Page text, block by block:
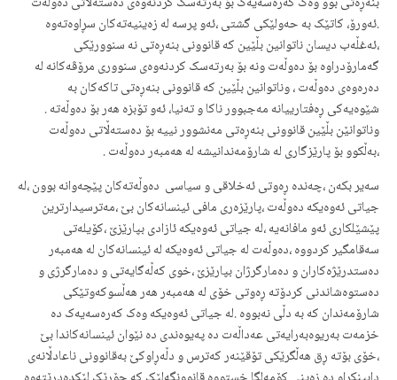
.ئەورۆ، کاتێک بە حەولێکی گشتی ،ئەو پرسە لە زەینیەتەکان سڕاوەتەوە
،ئەغڵەب دیسان ناتوانین بڵێین کە قانوونی بنەڕەتی نە سنوورێکی
گەمارۆدراوە بۆ دەوڵەت ونە بۆ بەرتەسک کردنەوەی سنووری مرۆڤەکانە لە
دەرەوەی دەوڵەت ، وناتوانین بڵێین کە قانوونی بنەڕەتی تاکەکان بە
شێوەیەکی ڕەفتارییانە مەجبوور ناکا و تەنیا، ئەو تۆبزە هەر بۆ دەوڵەتە .
وناتوانێن بڵێین قانوونی بنەڕەتی مەنشوور نییە بۆ دەستەڵاتی دەوڵەت
،بەڵکوو بۆ پارێزگاری لە شارۆمەندانیشە لە هەمبەر دەوڵەت .
سەیر بکەن ،چەندە ڕەوتی ئەخلاقی و سیاسی دەوڵەتەکان پێچەوانە بوون ،لە
جیاتی ئەوەیکە دەوڵەت ،پارێزەری مافی ئینسانەکان بێ ،مەترسیدارترین
پێشێلکاری ئەو مافانەیە ،لە جیاتی ئەوەیکە ئازادی بپارێزێ ،کۆیلەتی
سەقامگیر کردووە ،دەوڵەت لە جیاتی ئەوەیکە لە ئینسانەکان لە هەمبەر
دەستدرێژەکاران و دەمارگرژان بپارێزێ ،خوی کەڵەگایەتی و دەمارگرژی و
دەستوەشاندنی کردۆتە ڕەوتی خۆی لە هەمبەر هەر هەڵسوکەوتێکی
شارۆمەندان کە بە دڵی نەبووە .لە جیاتی ئەوەیکە وەک کەرەسەیەک دە
خزمەت بەریوەبەرایەتی عەداڵەت دە پەیوەندی دە نێوان ئینسانەکاندا بێ
،خۆی بۆتە ڕق هەڵگرێکی تۆقێنەر کەترس و دڵەڕاوکێ بەقانوونی ناعادڵانەی